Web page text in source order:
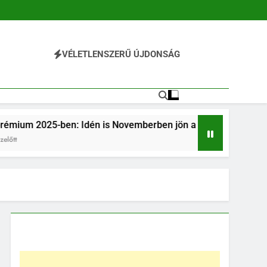
VÉLETLENSZERŰ ÚJDONSÁG
Idén is Novemberben jön a pluszpénz!